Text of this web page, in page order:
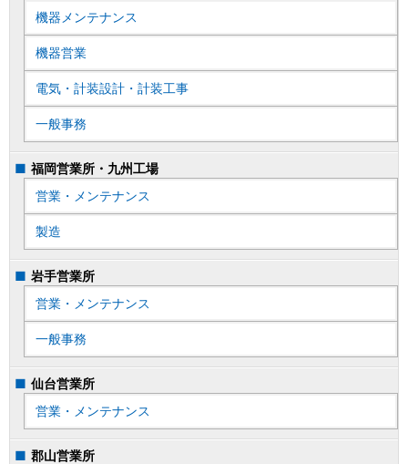
機器メンテナンス
機器営業
電気・計装設計・計装工事
一般事務
福岡営業所・九州工場
営業・メンテナンス
製造
岩手営業所
営業・メンテナンス
一般事務
仙台営業所
営業・メンテナンス
郡山営業所